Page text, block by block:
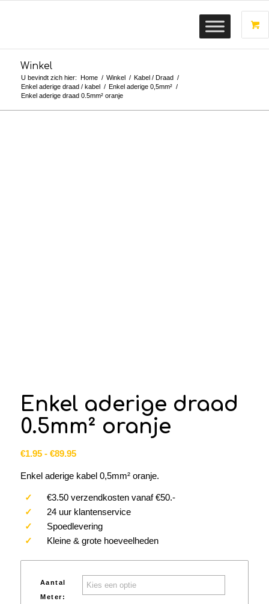
Winkel
U bevindt zich hier: Home / Winkel / Kabel / Draad /
Enkel aderige draad / kabel / Enkel aderige 0,5mm² /
Enkel aderige draad 0.5mm² oranje
Enkel aderige draad
0.5mm² oranje
€1.95 - €89.95Prijsklasse:
tot
€89.95
Enkel aderige kabel 0,5mm² oranje.
✓ €3.50 verzendkosten vanaf €50.-
✓ 24 uur klantenservice
✓ Spoedlevering
✓ Kleine & grote hoeveelheden
Aantal
Meter: